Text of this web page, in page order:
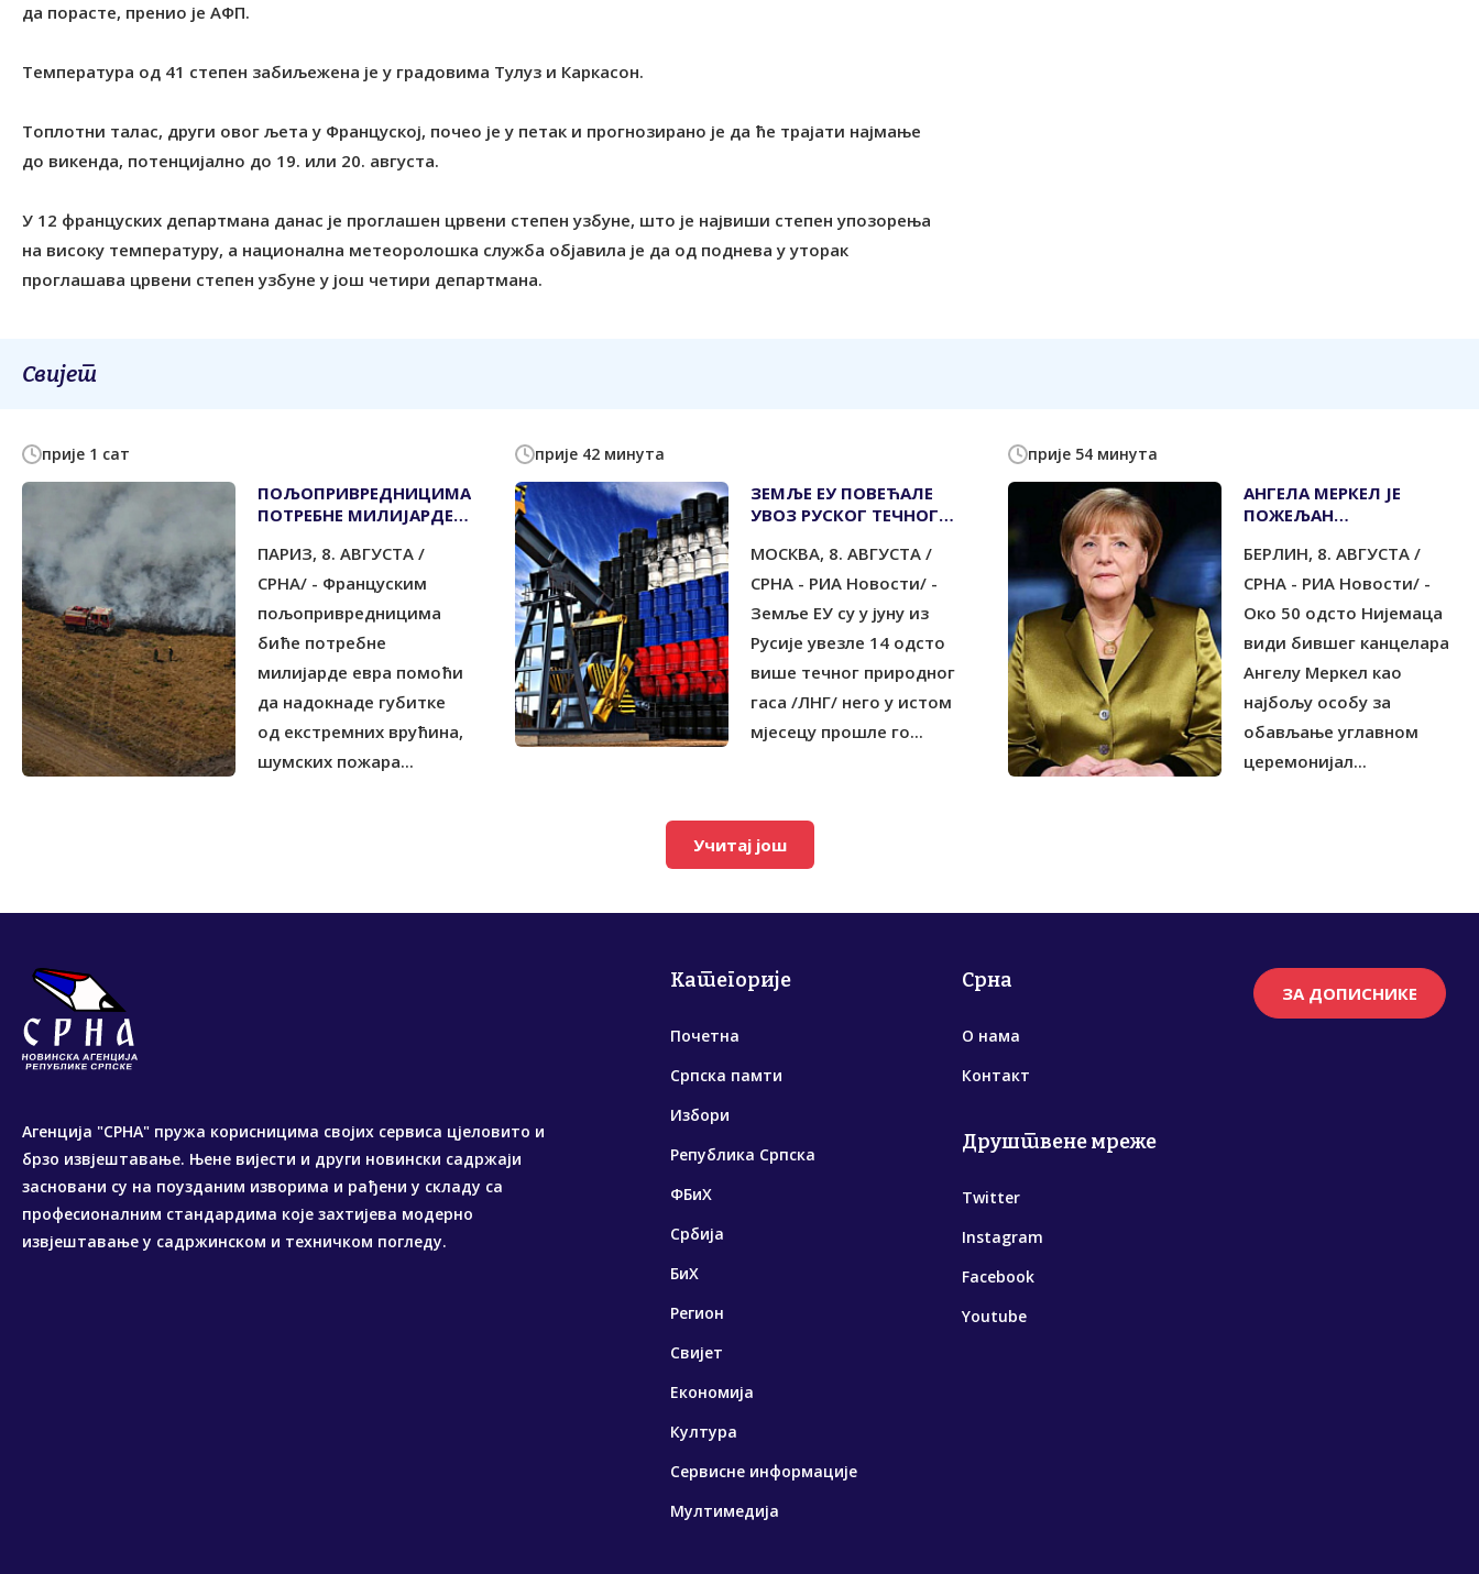
да порасте, пренио је АФП.
Температура од 41 степен забиљежена је у градовима Тулуз и Каркасон.
Топлотни талас, други овог љета у Француској, почео је у петак и прогнозирано је да ће трајати најмање
до викенда, потенцијално до 19. или 20. августа.
У 12 француских департмана данас је проглашен црвени степен узбуне, што је највиши степен упозорења
на високу температуру, а национална метеоролошка служба објавила је да од поднева у уторак
проглашава црвени степен узбуне у још четири департмана.
Свијет
прије 1 сат
ПОЉОПРИВРЕДНИЦИМА
ПОТРЕБНЕ МИЛИЈАРДЕ
ПАРИЗ, 8. АВГУСТА /
СРНА/ - Француским
пољопривредницима
биће потребне
милијарде евра помоћи
да надокнаде губитке
од екстремних врућина,
шумских пожара...
прије 42 минута
ЗЕМЉЕ ЕУ ПОВЕЋАЛЕ
УВОЗ РУСКОГ ТЕЧНОГ
МОСКВА, 8. АВГУСТА /
СРНА - РИА Новости/ -
Земље ЕУ су у јуну из
Русије увезле 14 одсто
више течног природног
гаса /ЛНГ/ него у истом
мјесецу прошле го...
прије 54 минута
АНГЕЛА МЕРКЕЛ ЈЕ
ПОЖЕЉАН
ГОТОВО ПОЛОВИНУ
НИЈЕМАЦА
БЕРЛИН, 8. АВГУСТА /
СРНА - РИА Новости/ -
Око 50 одсто Нијемаца
види бившег канцелара
Ангелу Меркел као
најбољу особу за
обављање углавном
церемонијал...
Учитај још
Агенција "СРНА" пружа корисницима својих сервиса цјеловито и
брзо извјештавање. Њене вијести и други новински садржаји
засновани су на поузданим изворима и рађени у складу са
професионалним стандардима које захтијева модерно
извјештавање у садржинском и техничком погледу.
Категорије
Почетна
Српска памти
Избори
Република Српска
ФБиХ
Србија
БиХ
Регион
Свијет
Економија
Култура
Сервисне информације
Мултимедија
Срна
О нама
Контакт
Друштвене мреже
Twitter
Instagram
Facebook
Youtube
ЗА ДОПИСНИКЕ